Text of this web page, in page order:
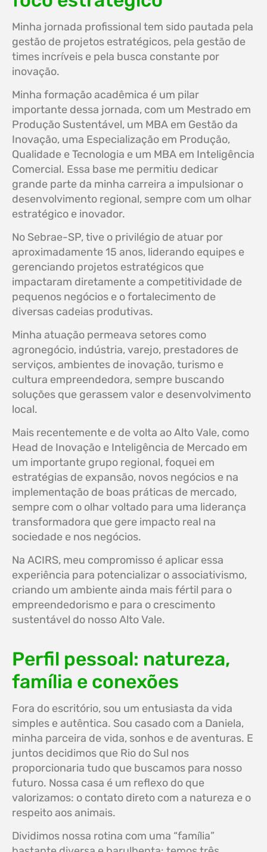
Minha jornada profissional tem sido pautada pela
gestão de projetos estratégicos, pela gestão de
times incríveis e pela busca constante por
inovação.
Minha formação acadêmica é um pilar
importante dessa jornada, com um Mestrado em
Produção Sustentável, um MBA em Gestão da
Inovação, uma Especialização em Produção,
Qualidade e Tecnologia e um MBA em Inteligência
Comercial. Essa base me permitiu dedicar
grande parte da minha carreira a impulsionar o
desenvolvimento regional, sempre com um olhar
estratégico e inovador.
No Sebrae-SP, tive o privilégio de atuar por
aproximadamente 15 anos, liderando equipes e
gerenciando projetos estratégicos que
impactaram diretamente a competitividade de
pequenos negócios e o fortalecimento de
diversas cadeias produtivas.
Minha atuação permeava setores como
agronegócio, indústria, varejo, prestadores de
serviços, ambientes de inovação, turismo e
cultura empreendedora, sempre buscando
soluções que gerassem valor e desenvolvimento
local.
Mais recentemente e de volta ao Alto Vale, como
Head de Inovação e Inteligência de Mercado em
um importante grupo regional, foquei em
estratégias de expansão, novos negócios e na
implementação de boas práticas de mercado,
sempre com o olhar voltado para uma liderança
transformadora que gere impacto real na
sociedade e nos negócios.
Na ACIRS, meu compromisso é aplicar essa
experiência para potencializar o associativismo,
criando um ambiente ainda mais fértil para o
empreendedorismo e para o crescimento
sustentável do nosso Alto Vale.
Perfil pessoal: natureza,
família e conexões
Fora do escritório, sou um entusiasta da vida
simples e autêntica. Sou casado com a Daniela,
minha parceira de vida, sonhos e de aventuras. E
juntos decidimos que Rio do Sul nos
proporcionaria tudo que buscamos para nosso
futuro. Nossa casa é um reflexo do que
valorizamos: o contato direto com a natureza e o
respeito aos animais.
Dividimos nossa rotina com uma “família”